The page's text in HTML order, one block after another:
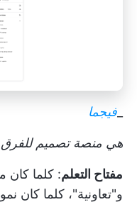
فيجما
هي منصة تصميم للفرق
مفتاح التعلم: كلما كان
و"تعاونية"، كلما كان